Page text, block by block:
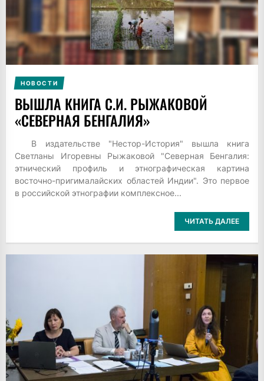
НОВОСТИ
ВЫШЛА КНИГА С.И. РЫЖАКОВОЙ
«СЕВЕРНАЯ БЕНГАЛИЯ»
В издательстве "Нестор-История" вышла книга
Светланы Игоревны Рыжаковой "Северная Бенгалия:
этнический профиль и этнографическая картина
восточно-пригималайских областей Индии". Это первое
в российской этнографии комплексное...
ЧИТАТЬ ДАЛЕЕ